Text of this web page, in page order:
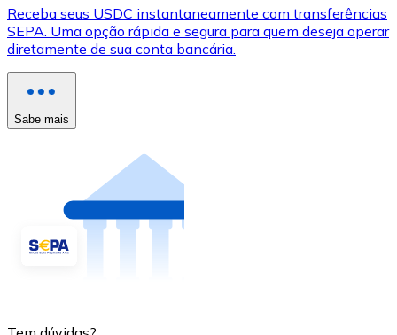
Receba seus USDC instantaneamente com transferências
SEPA. Uma opção rápida e segura para quem deseja operar
diretamente de sua conta bancária.
Sabe mais